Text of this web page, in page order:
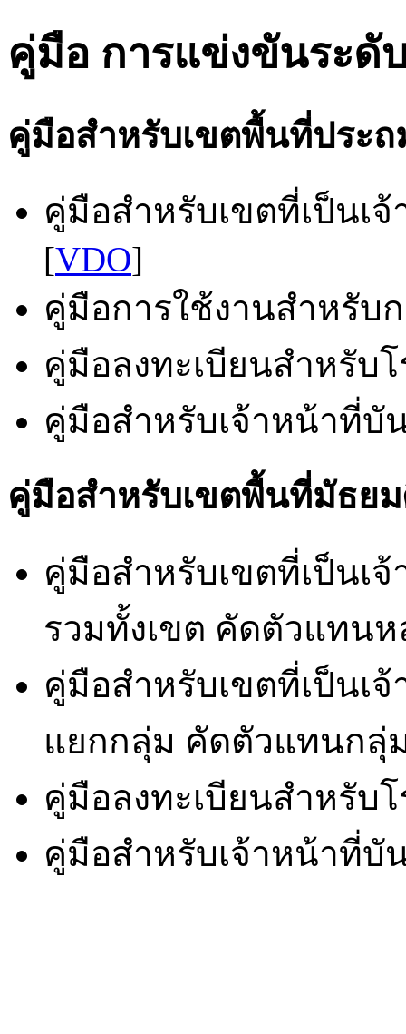
คู่มือ การแข่งขันระดั
คู่มือสำหรับเขตพื้นที่ประ
คู่มือสำหรับเขตที่เป็นเ
[VDO]
คู่มือการใช้งานสำหรับ
คู่มือลงทะเบียนสำหรับโ
คู่มือสำหรับเจ้าหน้าที่บั
คู่มือสำหรับเขตพื้นที่มัธย
คู่มือสำหรับเขตที่เป็นเ
รวมทั้งเขต คัดตัวแทนห
คู่มือสำหรับเขตที่เป็นเ
แยกกลุ่ม คัดตัวแทนกลุ่
คู่มือลงทะเบียนสำหรับโ
คู่มือสำหรับเจ้าหน้าที่บั